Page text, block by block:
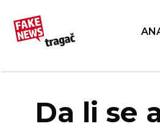
Da li se